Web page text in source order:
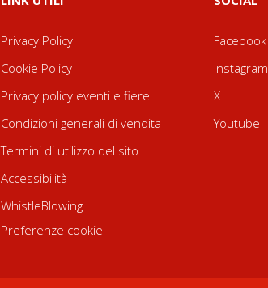
Privacy Policy
Cookie Policy
Privacy policy eventi e fiere
Condizioni generali di vendita
Termini di utilizzo del sito
Accessibilità
WhistleBlowing
Preferenze cookie
Facebook
Instagram
X
Youtube